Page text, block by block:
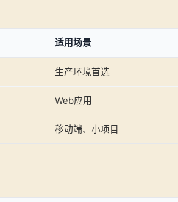
适用场景
生产环境首选
Web应用
移动端、小项目